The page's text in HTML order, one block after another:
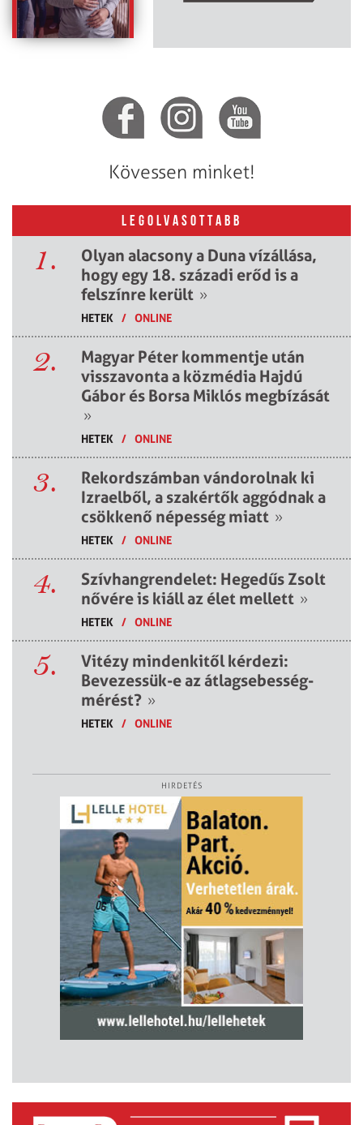
Kövessen minket!
LEGOLVASOTTABB
1.
Olyan alacsony a Duna vízállása,
hogy egy 18. századi erőd is a
felszínre került »
HETEK / ONLINE
2.
Magyar Péter kommentje után
visszavonta a közmédia Hajdú
Gábor és Borsa Miklós megbízását
»
HETEK / ONLINE
3.
Rekordszámban vándorolnak ki
Izraelből, a szakértők aggódnak a
csökkenő népesség miatt »
HETEK / ONLINE
4.
Szívhangrendelet: Hegedűs Zsolt
nővére is kiáll az élet mellett »
HETEK / ONLINE
5.
Vitézy mindenkitől kérdezi:
Bevezessük-e az átlagsebesség-
mérést? »
HETEK / ONLINE
HIRDETÉS